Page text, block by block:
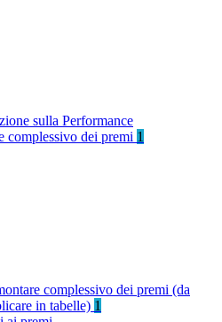
sulla Performance
complessivo dei premi 1
complessivo dei premi (da
in tabelle) 1